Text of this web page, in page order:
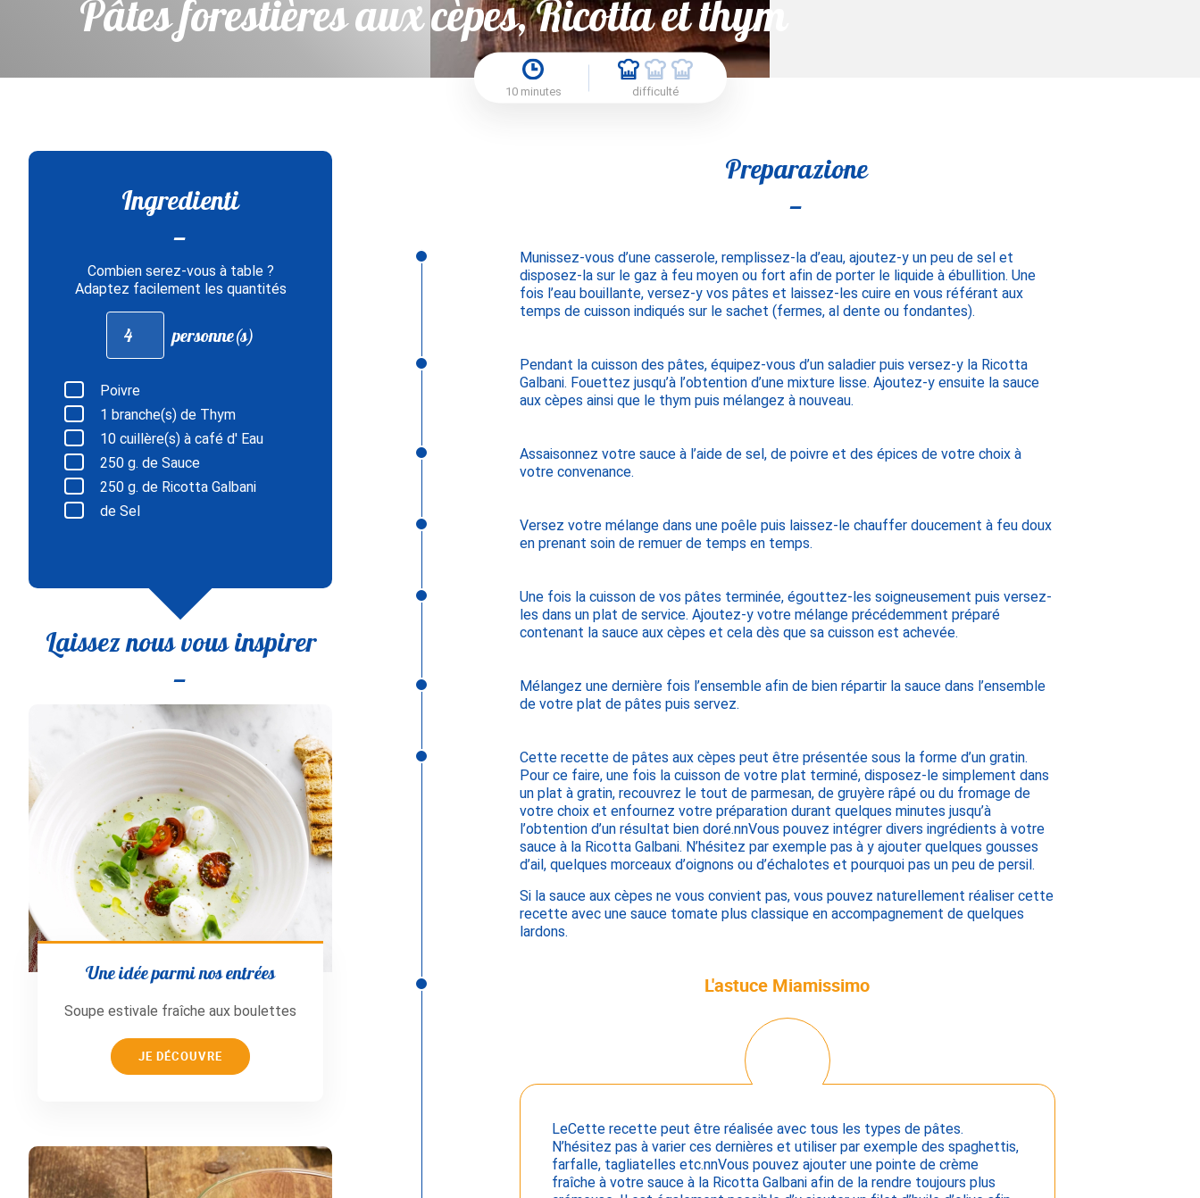
Pâtes forestières aux cèpes, Ricotta et thym
10 minutes difficulté
Ingredienti
Combien serez-vous à table ?
Adaptez facilement les quantités
Adapter
les
quantités
:
personne(s)
Poivre
1 branche(s) de Thym
10 cuillère(s) à café d' Eau
250 g. de Sauce
250 g. de Ricotta Galbani
de Sel
Laissez nous vous inspirer
Une idée parmi nos entrées
Soupe estivale fraîche aux boulettes
JE DÉCOUVRE
Preparazione
Munissez-vous d’une casserole, remplissez-la d’eau, ajoutez-y un peu de sel et
disposez-la sur le gaz à feu moyen ou fort afin de porter le liquide à ébullition. Une
fois l’eau bouillante, versez-y vos pâtes et laissez-les cuire en vous référant aux
temps de cuisson indiqués sur le sachet (fermes, al dente ou fondantes).
Pendant la cuisson des pâtes, équipez-vous d’un saladier puis versez-y la Ricotta
Galbani. Fouettez jusqu’à l’obtention d’une mixture lisse. Ajoutez-y ensuite la sauce
aux cèpes ainsi que le thym puis mélangez à nouveau.
Assaisonnez votre sauce à l’aide de sel, de poivre et des épices de votre choix à
votre convenance.
Versez votre mélange dans une poêle puis laissez-le chauffer doucement à feu doux
en prenant soin de remuer de temps en temps.
Une fois la cuisson de vos pâtes terminée, égouttez-les soigneusement puis versez-
les dans un plat de service. Ajoutez-y votre mélange précédemment préparé
contenant la sauce aux cèpes et cela dès que sa cuisson est achevée.
Mélangez une dernière fois l’ensemble afin de bien répartir la sauce dans l’ensemble
de votre plat de pâtes puis servez.
Cette recette de pâtes aux cèpes peut être présentée sous la forme d’un gratin.
Pour ce faire, une fois la cuisson de votre plat terminé, disposez-le simplement dans
un plat à gratin, recouvrez le tout de parmesan, de gruyère râpé ou du fromage de
votre choix et enfournez votre préparation durant quelques minutes jusqu’à
l’obtention d’un résultat bien doré.nnVous pouvez intégrer divers ingrédients à votre
sauce à la Ricotta Galbani. N’hésitez par exemple pas à y ajouter quelques gousses
d’ail, quelques morceaux d’oignons ou d’échalotes et pourquoi pas un peu de persil.
Si la sauce aux cèpes ne vous convient pas, vous pouvez naturellement réaliser cette
recette avec une sauce tomate plus classique en accompagnement de quelques
lardons.
L'astuce Miamissimo
LeCette recette peut être réalisée avec tous les types de pâtes.
N’hésitez pas à varier ces dernières et utiliser par exemple des spaghettis,
farfalle, tagliatelles etc.nnVous pouvez ajouter une pointe de crème
fraîche à votre sauce à la Ricotta Galbani afin de la rendre toujours plus